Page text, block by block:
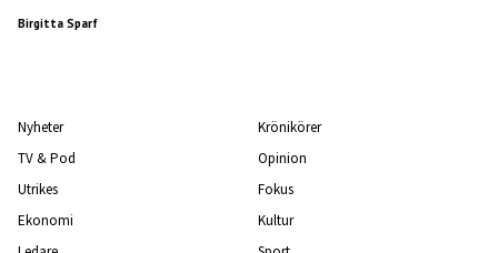
Birgitta Sparf
Nyheter
TV & Pod
Utrikes
Ekonomi
Krönikörer
Opinion
Fokus
Kultur